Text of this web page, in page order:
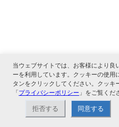
当ウェブサイトでは、お客様により良
ーを利用しています。クッキーの使
タンをクリックしてください。クッキ
「プライバシーポリシー 」をご覧くだ
拒否する 同意する